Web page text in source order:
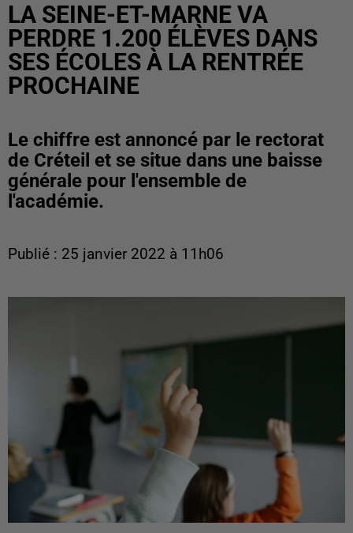
LA SEINE-ET-MARNE VA
PERDRE 1.200 ÉLÈVES DANS
SES ÉCOLES À LA RENTRÉE
PROCHAINE
Le chiffre est annoncé par le rectorat
de Créteil et se situe dans une baisse
générale pour l'ensemble de
l'académie.
Publié : 25 janvier 2022 à 11h06